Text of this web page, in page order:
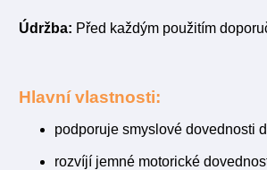
Údržba: Před každým použitím
Hlavní vlastnosti:
podporuje smyslové dovednosti
rozvíjí jemné motorické